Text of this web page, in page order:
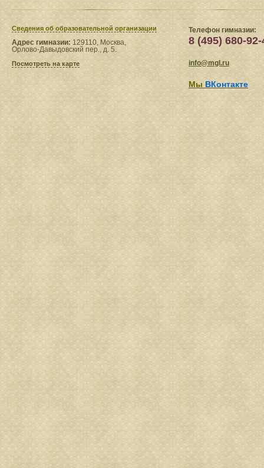
Сведения​ об образовательной организации
Адрес гимназии: 129110, Москва,
Орлово-Давыдовский пер., д. 5.
Посмотреть на карте
Телефон гимназии:
8 (495) 680-92-
info@mgl.ru
Мы ВКонтакте